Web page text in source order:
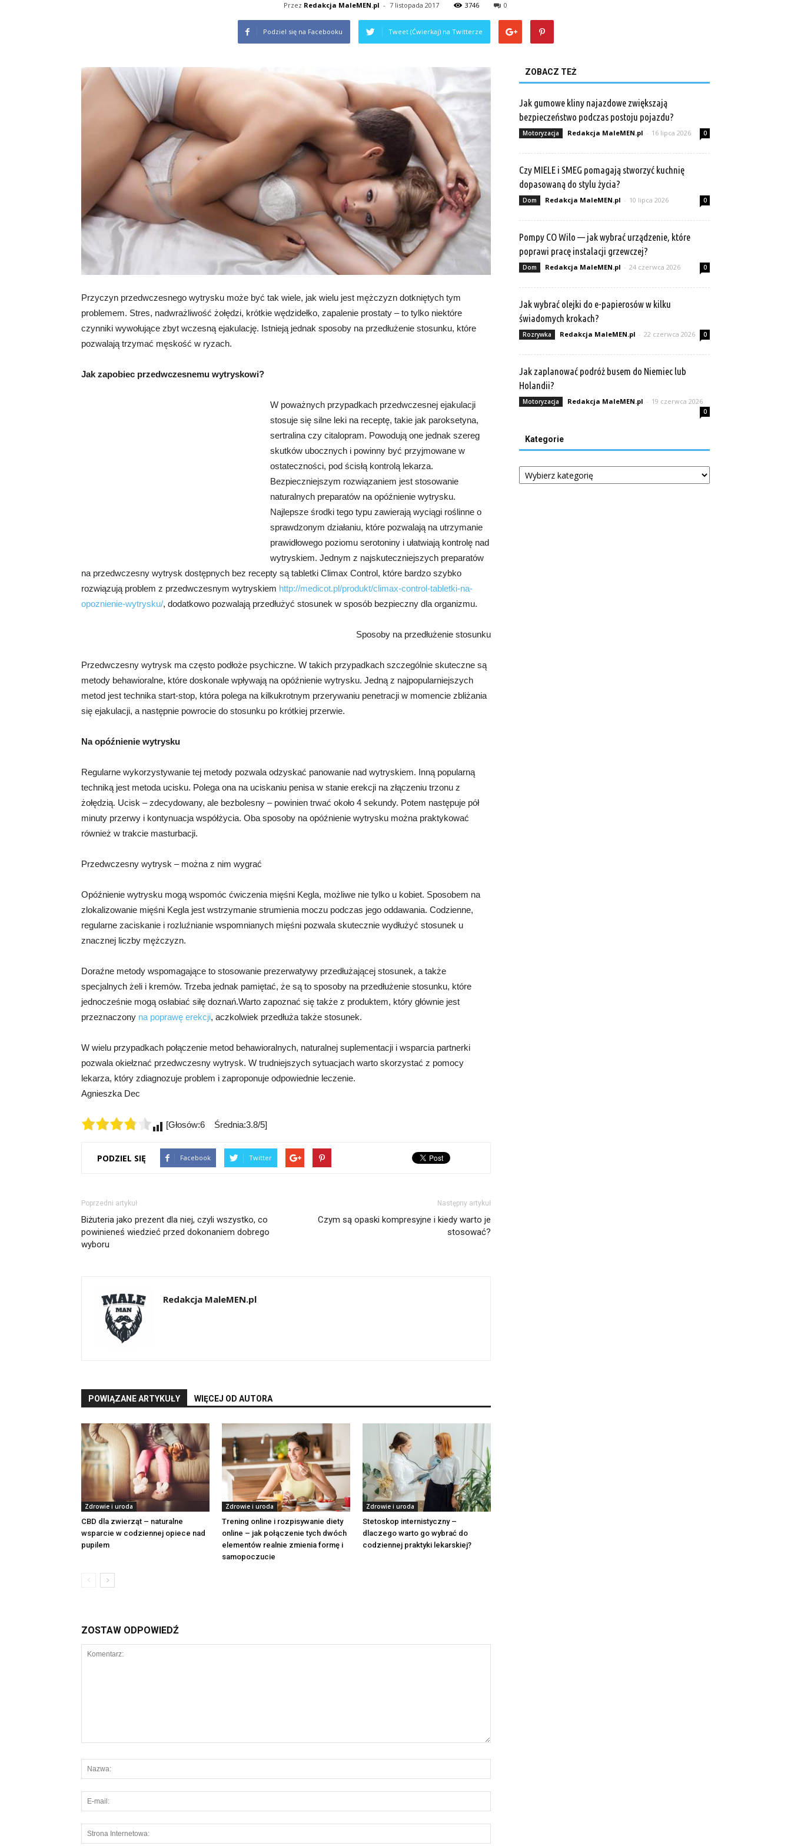
Przez Redakcja MaleMEN.pl - 7 listopada 2017 3746 0
Podziel się na Facebooku Tweet (Ćwierkaj) na Twitterze
Przyczyn przedwczesnego wytrysku może być tak wiele, jak wielu jest mężczyzn dotkniętych tym
problemem. Stres, nadwrażliwość żołędzi, krótkie wędzidełko, zapalenie prostaty – to tylko niektóre
czynniki wywołujące zbyt wczesną ejakulację. Istnieją jednak sposoby na przedłużenie stosunku, które
pozwalają trzymać męskość w ryzach.
Jak zapobiec przedwczesnemu wytryskowi?
W poważnych przypadkach przedwczesnej ejakulacji
stosuje się silne leki na receptę, takie jak paroksetyna,
sertralina czy citalopram. Powodują one jednak szereg
skutków ubocznych i powinny być przyjmowane w
ostateczności, pod ścisłą kontrolą lekarza.
Bezpieczniejszym rozwiązaniem jest stosowanie
naturalnych preparatów na opóźnienie wytrysku.
Najlepsze środki tego typu zawierają wyciągi roślinne o
sprawdzonym działaniu, które pozwalają na utrzymanie
prawidłowego poziomu serotoniny i ułatwiają kontrolę nad
wytryskiem. Jednym z najskuteczniejszych preparatów
na przedwczesny wytrysk dostępnych bez recepty są tabletki Climax Control, które bardzo szybko
rozwiązują problem z przedwczesnym wytryskiem http://medicot.pl/produkt/climax-control-tabletki-na-
opoznienie-wytrysku/, dodatkowo pozwalają przedłużyć stosunek w sposób bezpieczny dla organizmu.
Sposoby na przedłużenie stosunku
Przedwczesny wytrysk ma często podłoże psychiczne. W takich przypadkach szczególnie skuteczne są
metody behawioralne, które doskonale wpływają na opóźnienie wytrysku. Jedną z najpopularniejszych
metod jest technika start-stop, która polega na kilkukrotnym przerywaniu penetracji w momencie zbliżania
się ejakulacji, a następnie powrocie do stosunku po krótkiej przerwie.
Na opóźnienie wytrysku
Regularne wykorzystywanie tej metody pozwala odzyskać panowanie nad wytryskiem. Inną popularną
techniką jest metoda ucisku. Polega ona na uciskaniu penisa w stanie erekcji na złączeniu trzonu z
żołędzią. Ucisk – zdecydowany, ale bezbolesny – powinien trwać około 4 sekundy. Potem następuje pół
minuty przerwy i kontynuacja współżycia. Oba sposoby na opóźnienie wytrysku można praktykować
również w trakcie masturbacji.
Przedwczesny wytrysk – można z nim wygrać
Opóźnienie wytrysku mogą wspomóc ćwiczenia mięśni Kegla, możliwe nie tylko u kobiet. Sposobem na
zlokalizowanie mięśni Kegla jest wstrzymanie strumienia moczu podczas jego oddawania. Codzienne,
regularne zaciskanie i rozluźnianie wspomnianych mięśni pozwala skutecznie wydłużyć stosunek u
znacznej liczby mężczyzn.
Doraźne metody wspomagające to stosowanie prezerwatywy przedłużającej stosunek, a także
specjalnych żeli i kremów. Trzeba jednak pamiętać, że są to sposoby na przedłużenie stosunku, które
jednocześnie mogą osłabiać siłę doznań.Warto zapoznać się także z produktem, który głównie jest
przeznaczony na poprawę erekcji, aczkolwiek przedłuża także stosunek.
W wielu przypadkach połączenie metod behawioralnych, naturalnej suplementacji i wsparcia partnerki
pozwala okiełznać przedwczesny wytrysk. W trudniejszych sytuacjach warto skorzystać z pomocy
lekarza, który zdiagnozuje problem i zaproponuje odpowiednie leczenie.
Agnieszka Dec
[Głosów:6 Średnia:3.8/5]
PODZIEL SIĘ Facebook Twitter
Poprzedni artykuł
Biżuteria jako prezent dla niej, czyli wszystko, co
powinieneś wiedzieć przed dokonaniem dobrego
wyboru
Następny artykuł
Czym są opaski kompresyjne i kiedy warto je
stosować?
Redakcja MaleMEN.pl
POWIĄZANE ARTYKUŁY WIĘCEJ OD AUTORA
Zdrowie i uroda
CBD dla zwierząt – naturalne
wsparcie w codziennej opiece nad
pupilem
Zdrowie i uroda
Trening online i rozpisywanie diety
online – jak połączenie tych dwóch
elementów realnie zmienia formę i
samopoczucie
Zdrowie i uroda
Stetoskop internistyczny –
dlaczego warto go wybrać do
codziennej praktyki lekarskiej?
ZOSTAW ODPOWIEDŹ
ZOBACZ TEŻ
Jak gumowe kliny najazdowe zwiększają
bezpieczeństwo podczas postoju pojazdu?
Motoryzacja Redakcja MaleMEN.pl - 16 lipca 2026 0
Czy MIELE i SMEG pomagają stworzyć kuchnię
dopasowaną do stylu życia?
Dom Redakcja MaleMEN.pl - 10 lipca 2026 0
Pompy CO Wilo — jak wybrać urządzenie, które
poprawi pracę instalacji grzewczej?
Dom Redakcja MaleMEN.pl - 24 czerwca 2026 0
Jak wybrać olejki do e-papierosów w kilku
świadomych krokach?
Rozrywka Redakcja MaleMEN.pl - 22 czerwca 2026 0
Jak zaplanować podróż busem do Niemiec lub
Holandii?
Motoryzacja Redakcja MaleMEN.pl - 19 czerwca 2026
0
Kategorie
Kategorie